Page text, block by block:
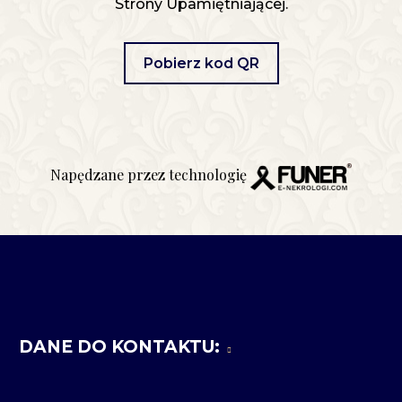
Strony Upamiętniającej.
Pobierz kod QR
Napędzane przez technologię
DANE DO KONTAKTU: